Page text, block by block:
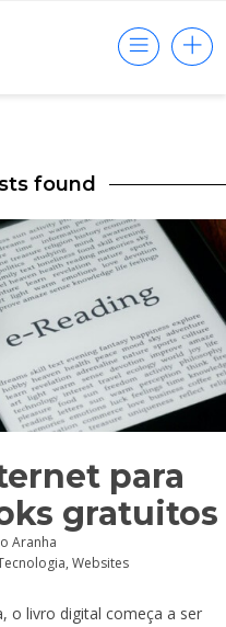
found
para
gratuitos
Aranha
, Websites
o livro digital começa a ser